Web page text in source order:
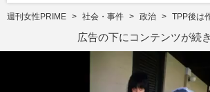
週刊女性PRIME 社会・事件 政治 TPP後は
広告の下にコンテンツが続